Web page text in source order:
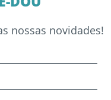
nossas novidades!